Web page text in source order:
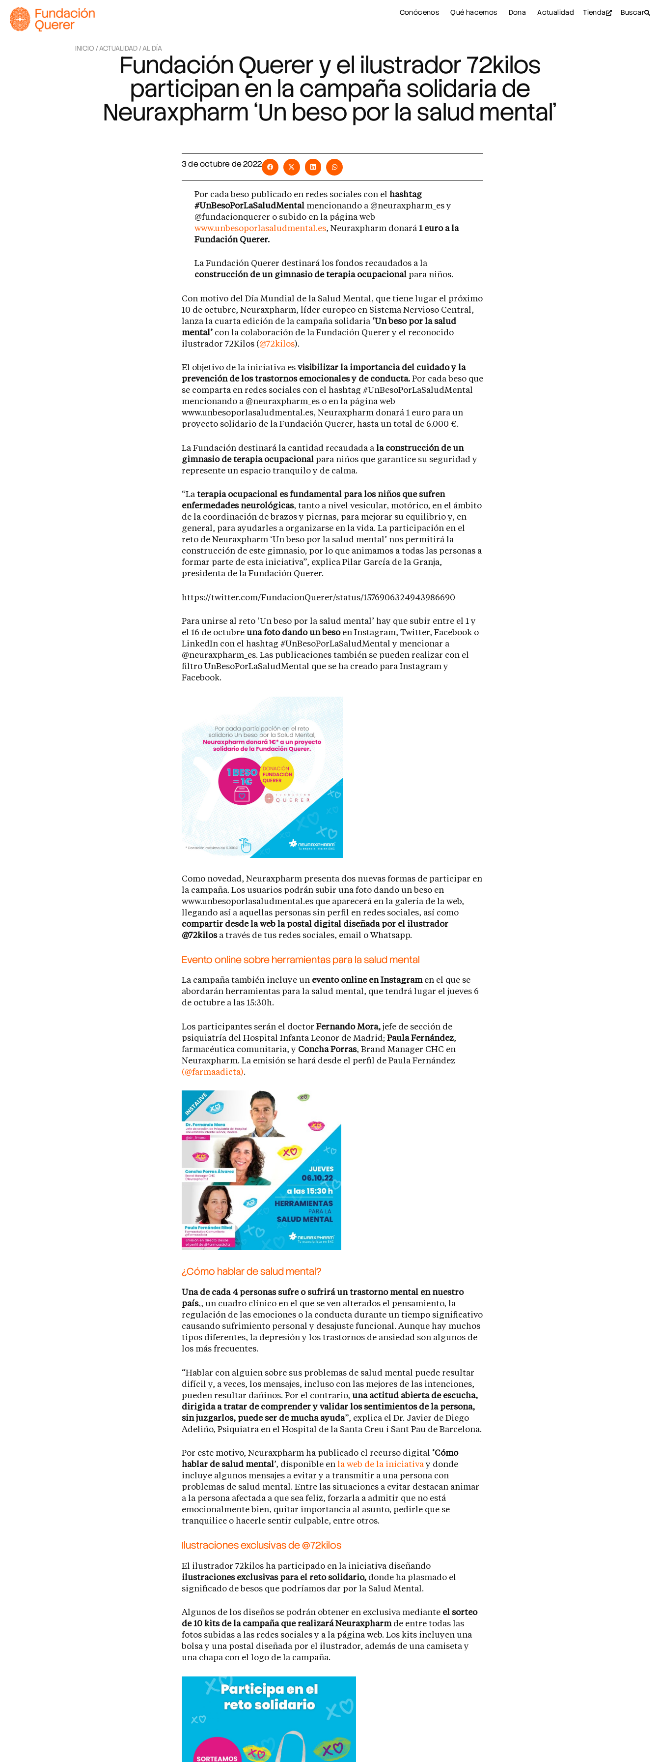
Conócenos Qué hacemos Dona Actualidad Tienda Buscar
INICIO /ACTUALIDAD /AL DÍA
Fundación Querer y el ilustrador 72kilos
participan en la campaña solidaria de
Neuraxpharm ‘Un beso por la salud mental’
3 de octubre de 2022
Por cada beso publicado en redes sociales con el hashtag
#UnBesoPorLaSaludMentalmencionando a @neuraxpharm_es y
@fundacionquerer o subido en la página web
www.unbesoporlasaludmental.es, Neuraxpharm donará 1 euro a la
Fundación Querer.
La Fundación Querer destinará los fondos recaudados a la
construcción de un gimnasio de terapia ocupacionalpara niños.
Con motivo del Día Mundial de la Salud Mental, que tiene lugar el próximo
10 de octubre, Neuraxpharm, líder europeo en Sistema Nervioso Central,
lanza la cuarta edición de la campaña solidaria ‘Un beso por la salud
mental’ con la colaboración de la Fundación Querer y el reconocido
ilustrador 72Kilos (@72kilos).
El objetivo de la iniciativa es visibilizar la importancia del cuidado y la
prevención de los trastornos emocionales y de conducta. Por cada beso que
se comparta en redes sociales con el hashtag #UnBesoPorLaSaludMental
mencionando a @neuraxpharm_es o en la página web
www.unbesoporlasaludmental.es, Neuraxpharm donará 1 euro para un
proyecto solidario de la Fundación Querer, hasta un total de 6.000 €.
La Fundación destinará la cantidad recaudada a la construcción de un
gimnasio de terapia ocupacional para niños que garantice su seguridad y
represente un espacio tranquilo y de calma.
“La terapia ocupacional es fundamental para los niños que sufren
enfermedades neurológicas, tanto a nivel vesicular, motórico, en el ámbito
de la coordinación de brazos y piernas, para mejorar su equilibrio y, en
general, para ayudarles a organizarse en la vida. La participación en el
reto de Neuraxpharm ‘Un beso por la salud mental’ nos permitirá la
construcción de este gimnasio, por lo que animamos a todas las personas a
formar parte de esta iniciativa”, explica Pilar García de la Granja,
presidenta de la Fundación Querer.
https://twitter.com/FundacionQuerer/status/1576906324943986690
Para unirse al reto ‘Un beso por la salud mental’ hay que subir entre el 1 y
el 16 de octubre una foto dando un besoen Instagram, Twitter, Facebook o
LinkedIn con el hashtag #UnBesoPorLaSaludMental y mencionar a
@neuraxpharm_es. Las publicaciones también se pueden realizar con el
filtro UnBesoPorLaSaludMental que se ha creado para Instagram y
Facebook.
Como novedad, Neuraxpharm presenta dos nuevas formas de participar en
la campaña. Los usuarios podrán subir una foto dando un beso en
www.unbesoporlasaludmental.es que aparecerá en la galería de la web,
llegando así a aquellas personas sin perfil en redes sociales, así como
compartir desde la web la postal digital diseñada por el ilustrador
@72kilosa través de tus redes sociales, email o Whatsapp.
Evento online sobre herramientas para la salud mental
La campaña también incluye un evento online en Instagramen el que se
abordarán herramientas para la salud mental, que tendrá lugar el jueves 6
de octubre a las 15:30h.
Los participantes serán el doctor Fernando Mora, jefe de sección de
psiquiatría del Hospital Infanta Leonor de Madrid; Paula Fernández,
farmacéutica comunitaria, y Concha Porras, Brand Manager CHC en
Neuraxpharm. La emisión se hará desde el perfil de Paula Fernández
(@farmaadicta).
¿Cómo hablar de salud mental?
Una de cada 4 personas sufre o sufrirá un trastorno mental en nuestro
país,, un cuadro clínico en el que se ven alterados el pensamiento, la
regulación de las emociones o la conducta durante un tiempo significativo
causando sufrimiento personal y desajuste funcional. Aunque hay muchos
tipos diferentes, la depresión y los trastornos de ansiedad son algunos de
los más frecuentes.
“Hablar con alguien sobre sus problemas de salud mental puede resultar
difícil y, a veces, los mensajes, incluso con las mejores de las intenciones,
pueden resultar dañinos. Por el contrario, una actitud abierta de escucha,
dirigida a tratar de comprender y validar los sentimientos de la persona,
sin juzgarlos, puede ser de mucha ayuda”, explica el Dr. Javier de Diego
Adeliño, Psiquiatra en el Hospital de la Santa Creu i Sant Pau de Barcelona.
Por este motivo, Neuraxpharm ha publicado el recurso digital ‘Cómo
hablar de salud mental’, disponible en la web de la iniciativay donde
incluye algunos mensajes a evitar y a transmitir a una persona con
problemas de salud mental. Entre las situaciones a evitar destacan animar
a la persona afectada a que sea feliz, forzarla a admitir que no está
emocionalmente bien, quitar importancia al asunto, pedirle que se
tranquilice o hacerle sentir culpable, entre otros.
Ilustraciones exclusivas de @72kilos
El ilustrador 72kilos ha participado en la iniciativa diseñando
ilustraciones exclusivas para el reto solidario, donde ha plasmado el
significado de besos que podríamos dar por la Salud Mental.
Algunos de los diseños se podrán obtener en exclusiva mediante el sorteo
de 10 kits de la campaña que realizará Neuraxpharmde entre todas las
fotos subidas a las redes sociales y a la página web. Los kits incluyen una
bolsa y una postal diseñada por el ilustrador, además de una camiseta y
una chapa con el logo de la campaña.